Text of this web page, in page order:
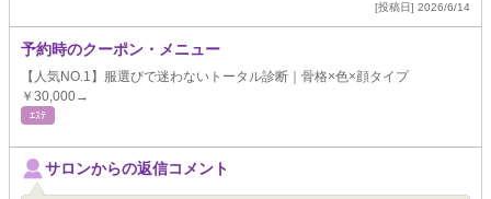
[投稿日] 2026/6/14
予約時のクーポン・メニュー
【人気NO.1】服選びで迷わないトータル診断｜骨格×色×顔タイプ
￥30,000→
ｴｽﾃ
サロンからの返信コメント